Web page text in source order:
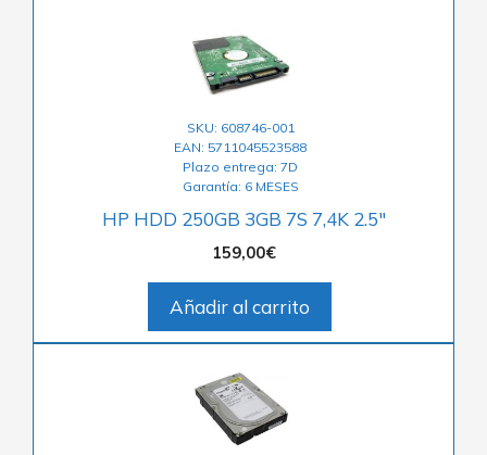
SKU: 608746-001
EAN: 5711045523588
Plazo entrega: 7D
Garantía: 6 MESES
HP HDD 250GB 3GB 7S 7,4K 2.5″
159,00€
Añadir al carrito